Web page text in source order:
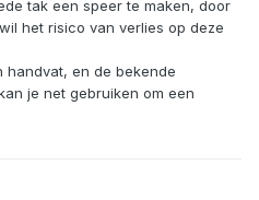
tak een speer te maken, door
het risico van verlies op deze
handvat, en de bekende
je net gebruiken om een